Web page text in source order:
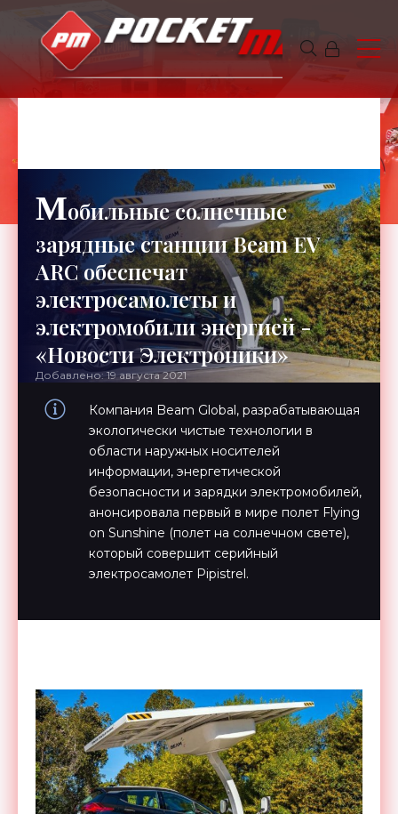
МИХАИЛ 6 минут чтения 738
Мобильные солнечные
зарядные станции Beam EV
ARC обеспечат
электросамолеты и
электромобили энергией -
«Новости Электроники»
Добавлено: 19 августа 2021
Компания Beam Global, разрабатывающая
экологически чистые технологии в
области наружных носителей
информации, энергетической
безопасности и зарядки электромобилей,
анонсировала первый в мире полет Flying
on Sunshine (полет на солнечном свете),
который совершит серийный
электросамолет Pipistrel.